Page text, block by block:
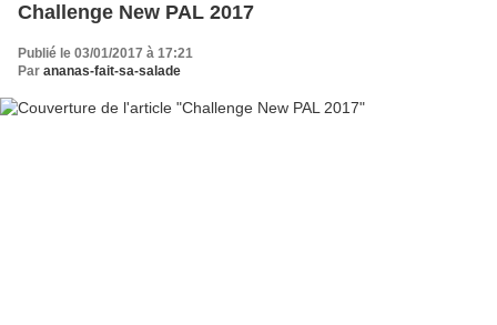
Challenge New PAL 2017
Publié le 03/01/2017 à 17:21
Par ananas-fait-sa-salade